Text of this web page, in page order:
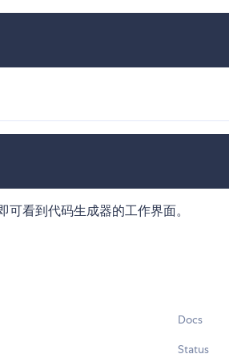
可看到代码生成器的工作界面。
Docs
Status